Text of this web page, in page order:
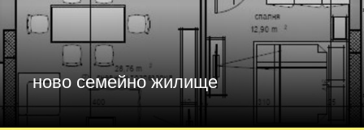
ново семейно жилище